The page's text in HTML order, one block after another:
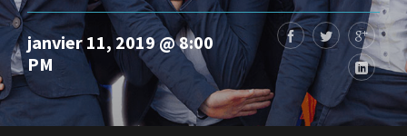
janvier 11, 2019 @ 8:00
PM